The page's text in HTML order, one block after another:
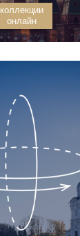
коллекции
онлайн